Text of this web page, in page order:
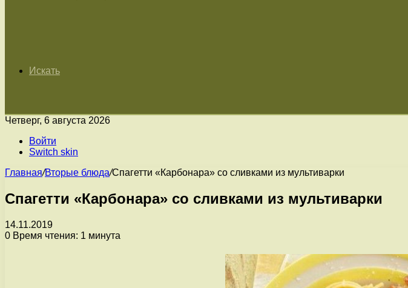
Искать
Четверг, 6 августа 2026
Войти
Switch skin
Главная/Вторые блюда/Спагетти «Карбонара» со сливками из мультиварки
Спагетти «Карбонара» со сливками из мультиварки
14.11.2019
0 Время чтения: 1 минута